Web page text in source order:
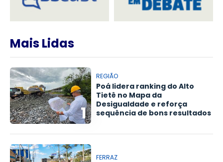
Mais Lidas
1
REGIÃO
Poá lidera ranking do Alto
Tietê no Mapa da
Desigualdade e reforça
sequência de bons resultados
FERRAZ